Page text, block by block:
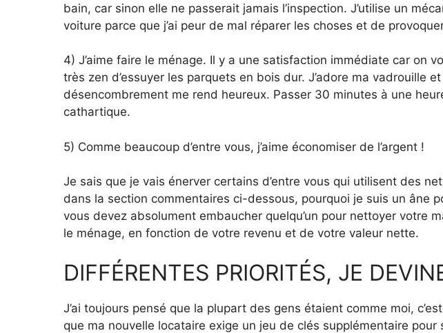
bain, car sinon elle ne passerait jamais l’inspection. J’utilise un
voiture parce que j’ai peur de mal réparer les choses et de
4) J’aime faire le ménage. Il y a une satisfaction immédiate car on
très zen d’essuyer les parquets en bois dur. J’adore ma vadrouille et
désencombrement me rend heureux. Passer 30 minutes à une
cathartique.
5) Comme beaucoup d’entre vous, j’aime économiser de l’argent !
Je sais que je vais énerver certains d’entre vous qui utilisent des
dans la section commentaires ci-dessous, pourquoi je suis un âne
vous devez absolument embaucher quelqu’un pour nettoyer votre
le ménage, en fonction de votre revenu et de votre valeur nette.
DIFFÉRENTES PRIORITÉS, JE
J’ai toujours pensé que la plupart des gens étaient comme moi,
que ma nouvelle locataire exige un jeu de clés supplémentaire